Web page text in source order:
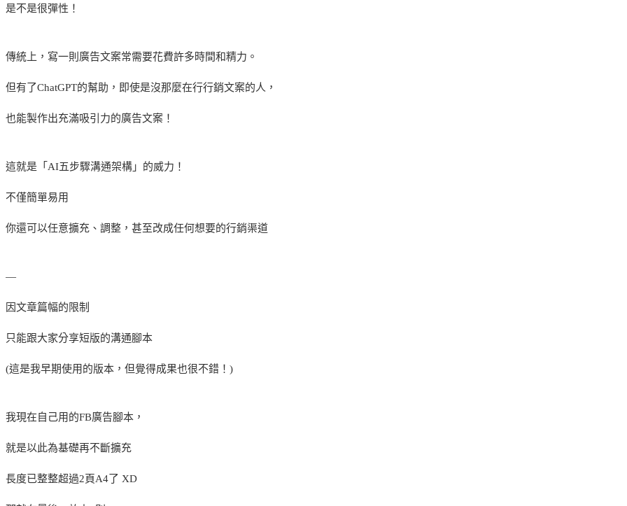
是不是很彈性！
傳統上，寫一則廣告文案常需要花費許多時間和精力。
但有了ChatGPT的幫助，即使是沒那麼在行行銷文案的人，
也能製作出充滿吸引力的廣告文案！
這就是「AI五步驟溝通架構」的威力！
不僅簡單易用
你還可以任意擴充、調整，甚至改成任何想要的行銷渠道
—
因文章篇幅的限制
只能跟大家分享短版的溝通腳本
(這是我早期使用的版本，但覺得成果也很不錯！)
我現在自己用的FB廣告腳本，
就是以此為基礎再不斷擴充
長度已整整超過2頁A4了 XD